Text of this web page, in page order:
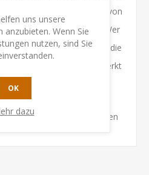
viele Mitspieler davon
die einzig wahre ist. Wer
zugleich auch noch auf die
gleich noch einmal.Merkt
spinnt, gewinnt!
Inhalt:
10 Tippsteine, 152 Karten
uns unsere
anzubieten. Wenn Sie
nutzen, sind Sie
OK
dazu